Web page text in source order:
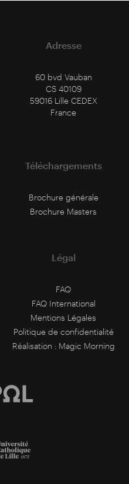
Adresse
60 bvd Vauban
CS 40109
59016 Lille CEDEX
France
Téléchargements
Brochure générale
Brochure Masters
Légal
FAQ
FAQ International
Mentions Légales
Politique de confidentialité
Réalisation : Magic Morning